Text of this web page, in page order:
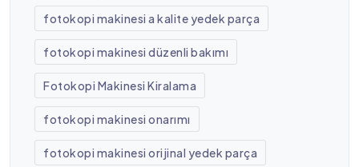
fotokopi makinesi a kalite yedek parça
fotokopi makinesi düzenli bakımı
Fotokopi Makinesi Kiralama
fotokopi makinesi onarımı
fotokopi makinesi orijinal yedek parça